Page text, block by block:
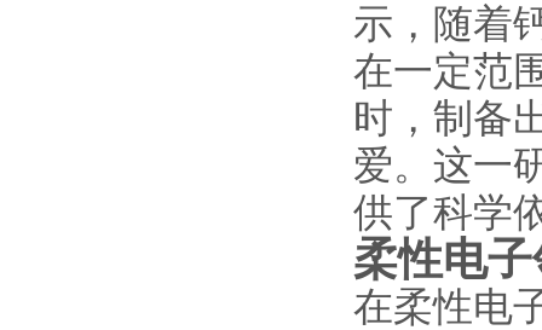
示，随着
在一定范
时，制备
爱。这一
供了科学
柔性电
在柔性电